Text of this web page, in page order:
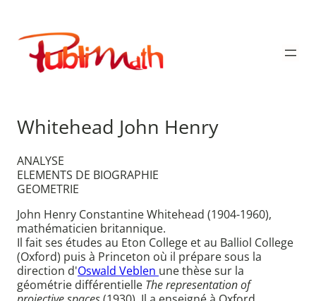
contenu
Publimath
Whitehead John Henry
ANALYSE
ELEMENTS DE BIOGRAPHIE
GEOMETRIE
John Henry Constantine Whitehead (1904-1960),
mathématicien britannique.
Il fait ses études au Eton College et au Balliol College
(Oxford) puis à Princeton où il prépare sous la
direction d'Oswald Veblen une thèse sur la
géométrie différentielle The representation of